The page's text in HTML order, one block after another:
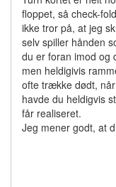
floppet, så check-
ikke tror på, at jeg
selv spiller hånden
du er foran imod og
men heldigivis
ofte trække dødt,
havde du heldigvis
får realiseret.
Jeg mener godt, at